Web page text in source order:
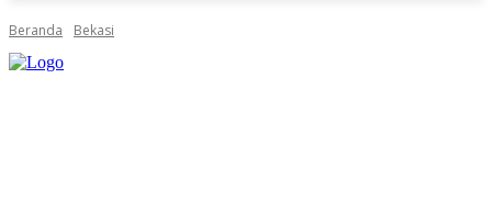
Beranda Bekasi